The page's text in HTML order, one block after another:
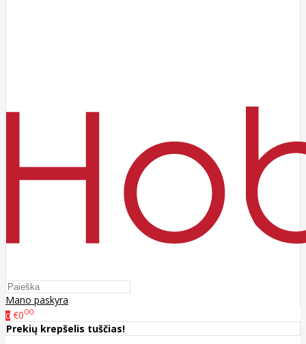
Mano paskyra
0 €000
Prekių krepšelis tuščias!